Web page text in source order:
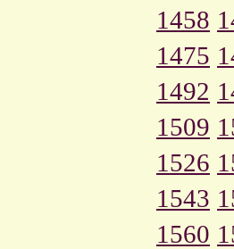
1458
1475
1492
1509
1526
1543
1560